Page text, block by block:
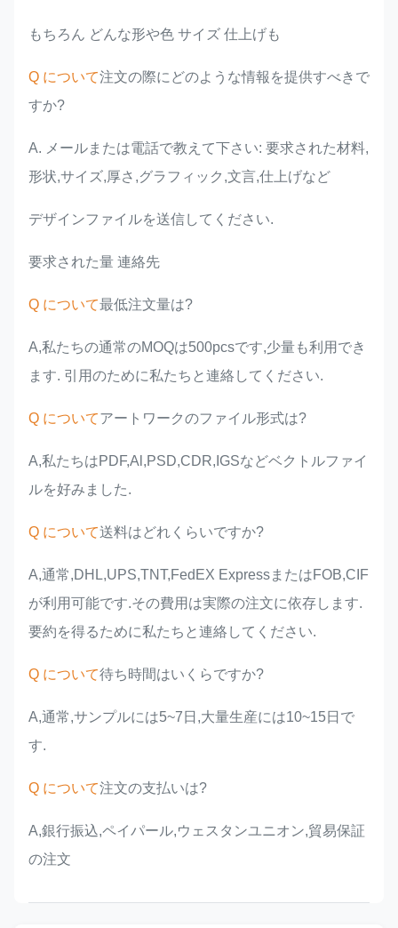
もちろん どんな形や色 サイズ 仕上げも
Q について注文の際にどのような情報を提供すべきで
すか?
A. メールまたは電話で教えて下さい: 要求された材料,
形状,サイズ,厚さ,グラフィック,文言,仕上げなど
デザインファイルを送信してください.
要求された量 連絡先
Q について最低注文量は?
A,私たちの通常のMOQは500pcsです,少量も利用でき
ます. 引用のために私たちと連絡してください.
Q についてアートワークのファイル形式は?
A,私たちはPDF,Al,PSD,CDR,IGSなどベクトルファイ
ルを好みました.
Q について送料はどれくらいですか?
A,通常,DHL,UPS,TNT,FedEX ExpressまたはFOB,CIF
が利用可能です.その費用は実際の注文に依存します.
要約を得るために私たちと連絡してください.
Q について待ち時間はいくらですか?
A,通常,サンプルには5~7日,大量生産には10~15日で
す.
Q について注文の支払いは?
A,銀行振込,ペイパール,ウェスタンユニオン,貿易保証
の注文